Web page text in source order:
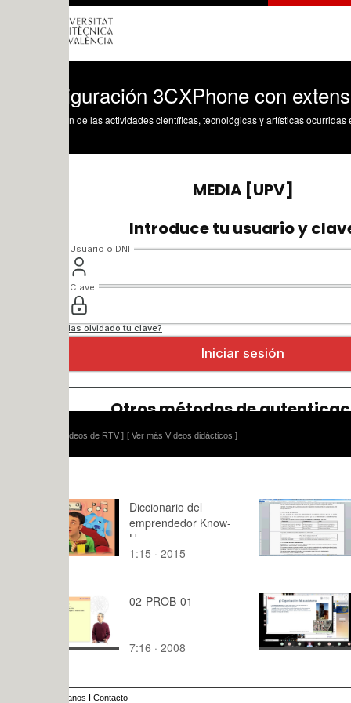
3CXPhone con extensión
de las actividades científicas, tecnológicas y artísticas ocurridas en los tres
[ Ver más Vídeos didácticos ]
Diccionario del
emprendedor Know-
How
1:15 · 2015
P-EST-05-
tipos de
4:43 · 2015
02-PROB-01
7:16 · 2008
Clase de
may-21,
240:,1 ·